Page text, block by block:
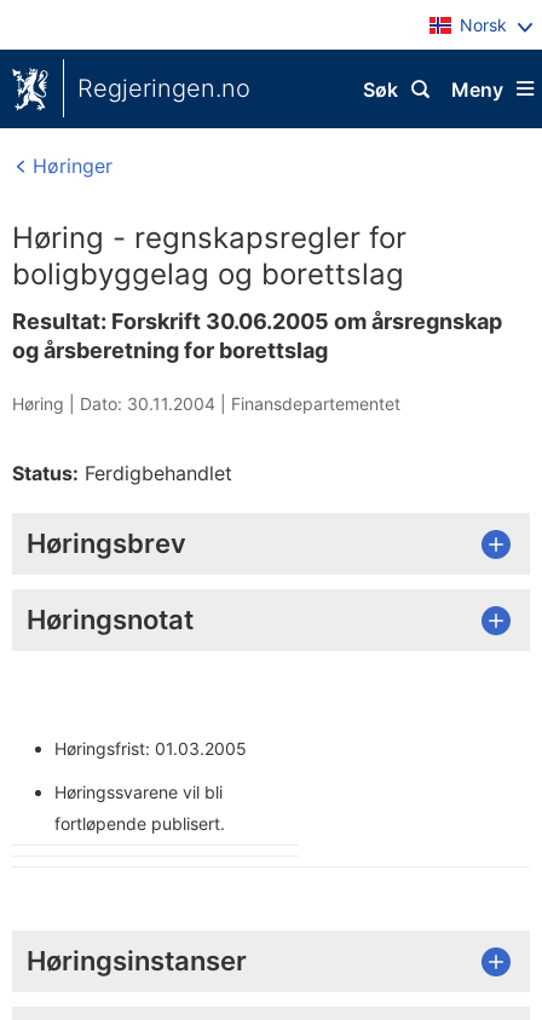
Norsk
Regjeringen.no Meny
Søk
Høringer
Høring - regnskapsregler for
boligbyggelag og borettslag
Resultat: Forskrift 30.06.2005 om årsregnskap
og årsberetning for borettslag
Høring | Dato: 30.11.2004 Finansdepartementet
Status: Ferdigbehandlet
Høringsbrev
Høringsnotat
Høringsfrist: 01.03.2005
Høringssvarene vil bli
fortløpende publisert.
Høringsinstanser